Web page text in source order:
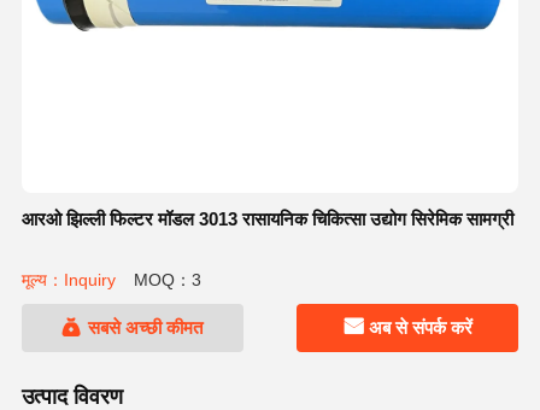
आरओ झिल्ली फिल्टर मॉडल 3013 रासायनिक चिकित्सा उद्योग सिरेमिक सामग्री
मूल्य：Inquiry MOQ：3
सबसे अच्छी कीमत अब से संपर्क करें
उत्पाद विवरण